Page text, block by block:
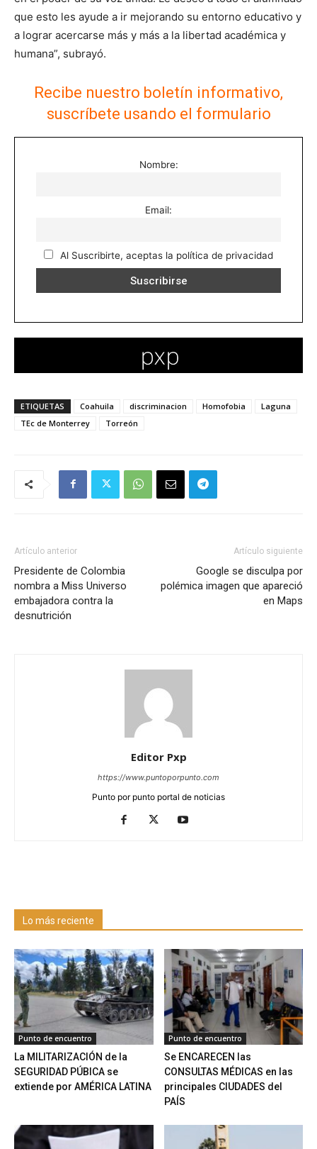
que esto les ayude a ir mejorando su entorno educativo y
a lograr acercarse más y más a la libertad académica y
humana”, subrayó.
Recibe nuestro boletín informativo,
suscríbete usando el formulario
Nombre:
Email:
Al Suscribirte, aceptas la política de privacidad
ETIQUETAS Coahuila discriminacion Homofobia
Laguna
TEc de Monterrey
Torreón
Artículo anterior
Presidente de Colombia
nombra a Miss Universo
embajadora contra la
desnutrición
Artículo siguiente
Google se disculpa por
polémica imagen que apareció
en Maps
Editor Pxp
https://www.puntoporpunto.com
Punto por punto portal de noticias
Lo más reciente
Punto de encuentro
La MILITARIZACIÓN de la
SEGURIDAD PÚBICA se
extiende por AMÉRICA LATINA
Punto de encuentro
Se ENCARECEN las
CONSULTAS MÉDICAS en las
principales CIUDADES del
PAÍS